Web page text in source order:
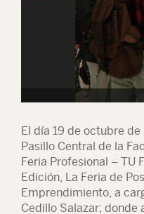
El día 19 de octubre
Pasillo Central de la
Feria Profesional – TU
Edición, La Feria de
Emprendimiento, a
Cedillo Salazar; donde